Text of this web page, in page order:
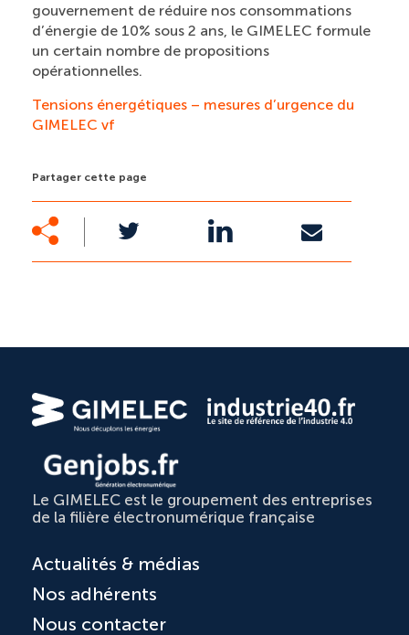
gouvernement de réduire nos consommations
d’énergie de 10% sous 2 ans, le GIMELEC formule
un certain nombre de propositions
opérationnelles.
Tensions énergétiques – mesures d’urgence du
GIMELEC vf
Partager cette page
Le GIMELEC est le groupement des entreprises
de la filière électronumérique française
Actualités & médias
Nos adhérents
Nous contacter